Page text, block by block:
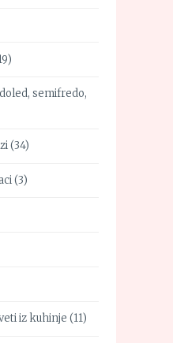
semifredo,
(34)
(3)
iz kuhinje (11)